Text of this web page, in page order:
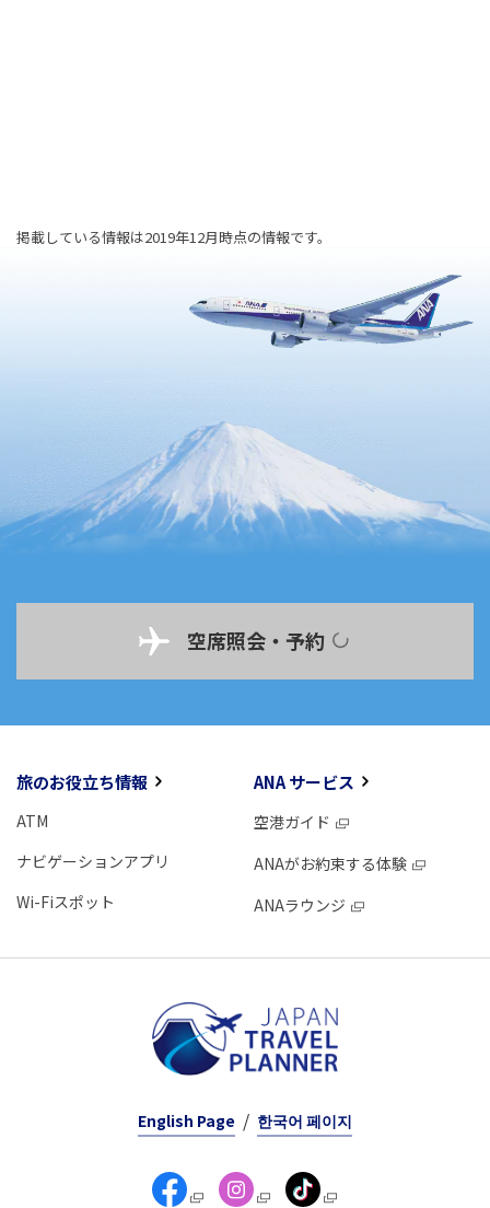
掲載している情報は2019年12月時点の情報です。
空席照会・予約
旅のお役立ち情報
ATM
ナビゲーションアプリ
Wi-Fiスポット
ANA サービス
空港ガイド
ANAがお約束する体験
ANAラウンジ
English Page 한국어 페이지